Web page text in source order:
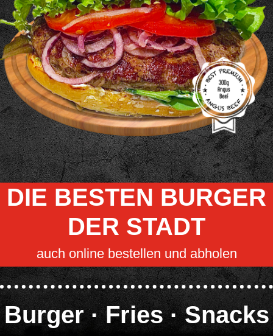
DIE BESTEN BURGER
DER STADT
auch online bestellen und abholen
Burger · Fries · Snacks